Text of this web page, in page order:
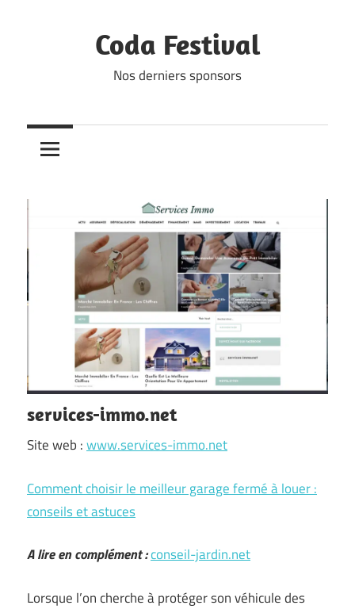
Coda Festival
Nos derniers sponsors
services-immo.net
Site web :www.services-immo.net
Comment choisir le meilleur garage fermé à louer :
conseils et astuces
A lire en complément :conseil-jardin.net
Lorsque l’on cherche à protéger son véhicule des